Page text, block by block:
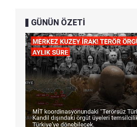
GÜNÜN ÖZETİ